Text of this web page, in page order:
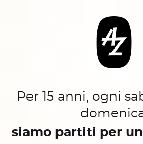
Per 15 anni, ogni
siamo partiti per